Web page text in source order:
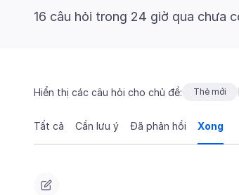
16 câu hỏi trong 24 giờ qua chưa
Hiển thị các câu hỏi cho chủ đề: Thẻ mới
Tất cả Cần lưu ý Đã phản hồi Xong